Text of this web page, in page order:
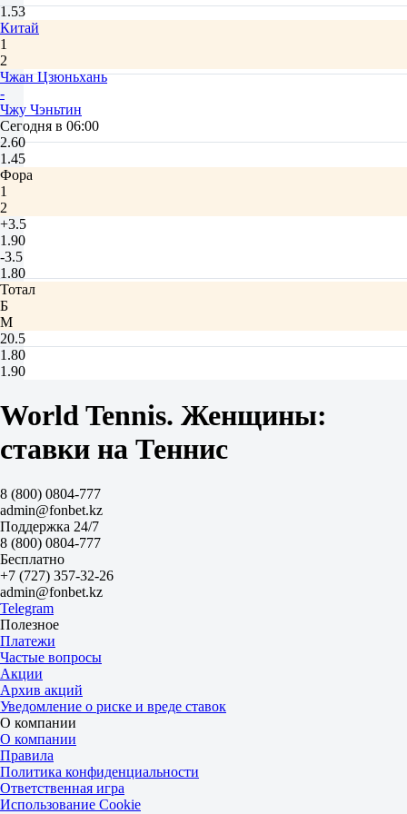
1.53
Китай
1
2
Чжан Цзюньхань
-
Чжу Чэньтин
Сегодня в 06:00
2.60
1.45
Фора
1
2
+3.5
1.90
-3.5
1.80
Тотал
Б
М
20.5
1.80
1.90
Ф1
Ф2
4.00
Сеты
Б
М
2.5
2.50
1.45
Великобритания
1
2
Макдональд Э
-
Раецки А
Сегодня в 12:30
1.65
2.10
Фора
1
2
-1.5
1.80
World Tennis. Женщины:
ставки на Теннис
8 (800) 0804-777
admin@fonbet.kz
Поддержка 24/7
8 (800) 0804-777
Бесплатно
+7 (727) 357-32-26
admin@fonbet.kz
Telegram
Полезное
Платежи
Частые вопросы
Акции
Архив акций
Уведомление о риске и вреде ставок
О компании
О компании
Правила
Политика конфиденциальности
Ответственная игра
Использование Cookie